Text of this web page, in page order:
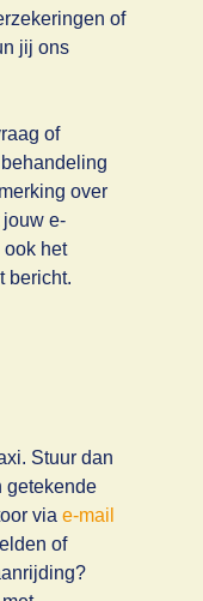
of
jij ons
of
over
jouw e-
ook het
bericht.
Stuur dan
getekende
via e-mail
of